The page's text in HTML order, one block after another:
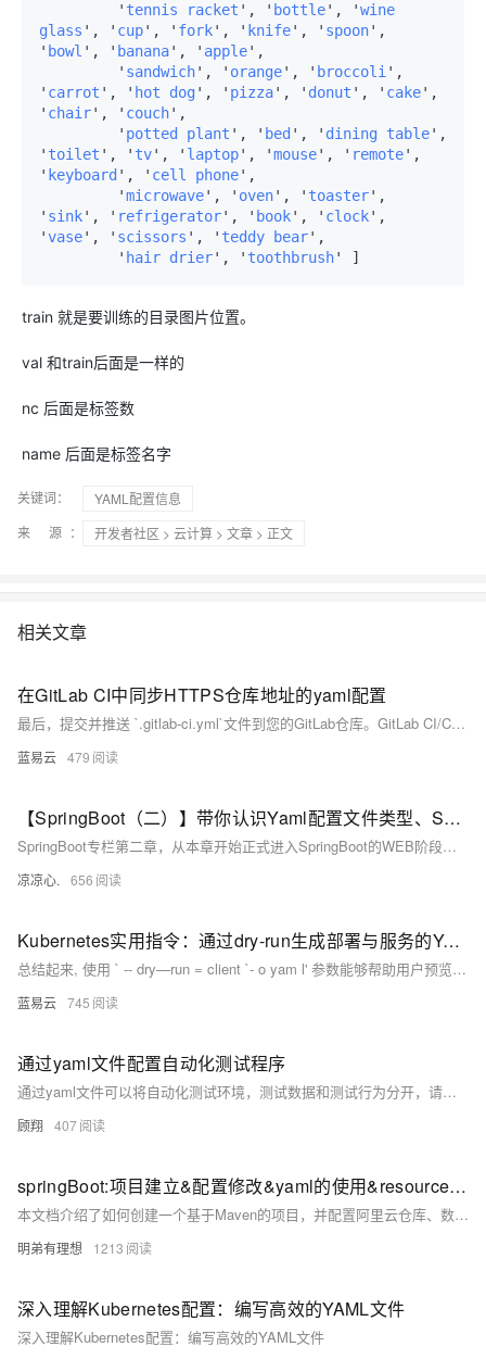
         '
tennis racket ', ' bottle', 'wine
glass ', ' cup', ' fork', ' knife', ' spoon',
' bowl ', ' banana', ' apple',
         '
sandwich', ' orange', ' broccoli ',
' carrot ', ' hot dog ', ' pizza', ' donut ', ' cake',
' chair', ' couch',
         '
potted plant ', ' bed ', ' dining table',
' toilet ', ' tv', ' laptop', 'mouse', ' remote',
' keyboard ', ' cell phone',
         '
microwave', ' oven', ' toaster',
' sink', ' refrigerator', ' book', ' clock',
'vase', ' scissors ', ' teddy bear',
         '
hair drier', ' toothbrush
train 就是要训练的目录图片位置。
val 和train后面是一样的
nc 后面是标签数
name 后面是标签名字
关键词：
YAML配置信息
来 源：
开发者社区 > 云计算 > 文章 > 正文
相关文章
在GitLab CI中同步HTTPS仓库地址的yaml配置
最后，提交并推送 `.gitlab-ci.yml`文件到您的GitLab仓库。GitLab CI/CD将自动识别这个文件，并在每次推送到 `master`分支时执行定义的同步任务。
蓝易云 479
【SpringBoot（二）】带你认识Yaml配置文件类型、SpringMVC的资源访问路径 和 静态资源配置的原理！
SpringBoot专栏第二章，从本章开始正式进入SpringBoot的WEB阶段开发，本章先带你认识yaml配置文件和资源的路径配置原理，以方便在后面的文章中打下基础
凉凉心. 656
Kubernetes实用指令：通过dry-run生成部署与服务的YAML配置
总结起来, 使用 ` -- dry—run = client `- o yam l' 参数能够帮助用户预览 Kubernetes 资源定义并且确保它们符合预期效果且没有立即影响现有集群断层结构. 这种做法对于新手学习 K8s 资源规范、测试新策略或者审核现有策略都非常有效率与安全.
蓝易云 745
通过yaml文件配置自动化测试程序
通过yaml文件可以将自动化测试环境，测试数据和测试行为分开，请看一下案例
顾翔 407
springBoot:项目建立&配置修改&yaml的使用&resource 文件夹(二)
本文档介绍了如何创建一个基于Maven的项目，并配置阿里云仓库、数据库连接、端口号、自定义启动横幅及多环境配置等。同时，详细说明了如何使用YAML格式进行配置，以及如何处理静态资源和模板文件。文档还涵盖了Spring Boot项目的`application.properties`和`application.yaml`文件的配置方法，包括设置数据库驱动、URL、用户名、密码等关键信息，以及如何通过配置文件管理不同环境下的应用设置。
明弟有理想 1213
深入理解Kubernetes配置：编写高效的YAML文件
深入理解Kubernetes配置：编写高效的YAML文件